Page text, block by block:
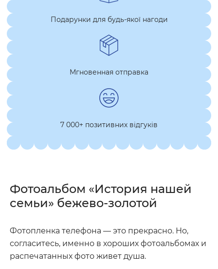
Подарунки для будь-якої нагоди
Мгновенная отправка
7 000+ позитивних відгуків
Фотоальбом «История нашей
семьи» бежево-золотой
Фотопленка телефона — это прекрасно. Но,
согласитесь, именно в хороших фотоальбомах и
распечатанных фото живет душа.